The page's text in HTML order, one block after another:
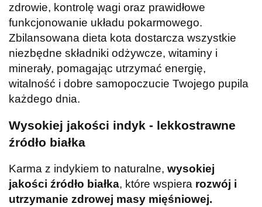
zdrowie, kontrolę wagi oraz prawidłowe
funkcjonowanie układu pokarmowego.
Zbilansowana dieta kota dostarcza wszystkie
niezbędne składniki odżywcze, witaminy i
minerały, pomagając utrzymać energię,
witalność i dobre samopoczucie Twojego pupila
każdego dnia.
Wysokiej jakości indyk - lekkostrawne
źródło białka
Karma z indykiem to naturalne, wysokiej
jakości źródło białka, które wspiera rozwój i
utrzymanie zdrowej masy mięśniowej.